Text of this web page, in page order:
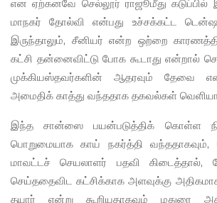
என ஏற்கனவே செல்லூர் ராஜூமீது கடுப்பில்
மாநகர் தோல்வி என்பது உச்சக்கட்ட
இருந்தாலும், சீனியர் என்ற ஒற்றை
கட்சி தன்னைவிட்டு போக கூடாது என்றால்
முக்கியஸ்தவர்களின் ஆதரவும் தேவை
அமைதிக் காத்து வந்ததாக தகவல்கள்
இந்த சான்ஸை பயன்படுத்திக் கொள்ள
பொறுமையாக காய் நகர்த்தி வந்ததாகவும்,
மாவட்டச் செயலாளர் பதவி கிடைத்தால்,
செய்ததைவிட கட்சிக்காக அளவுக்கு
தயார் என்று கூறியதாகவும் மதுரை